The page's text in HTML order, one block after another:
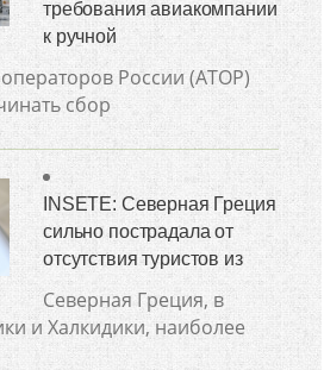
требования авиакомпании
к ручной
России (АТОР)
сбор
INSETE: Северная Греция
сильно пострадала от
отсутствия туристов из
Северная Греция, в
и Халкидики, наиболее